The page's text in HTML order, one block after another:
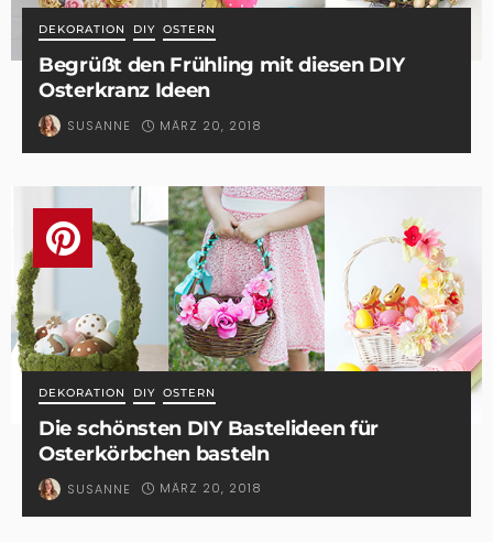
DEKORATION DIY OSTERN
Begrüßt den Frühling mit diesen DIY
Osterkranz Ideen
SUSANNE MÄRZ 20, 2018
DEKORATION DIY OSTERN
Die schönsten DIY Bastelideen für
Osterkörbchen basteln
SUSANNE MÄRZ 20, 2018